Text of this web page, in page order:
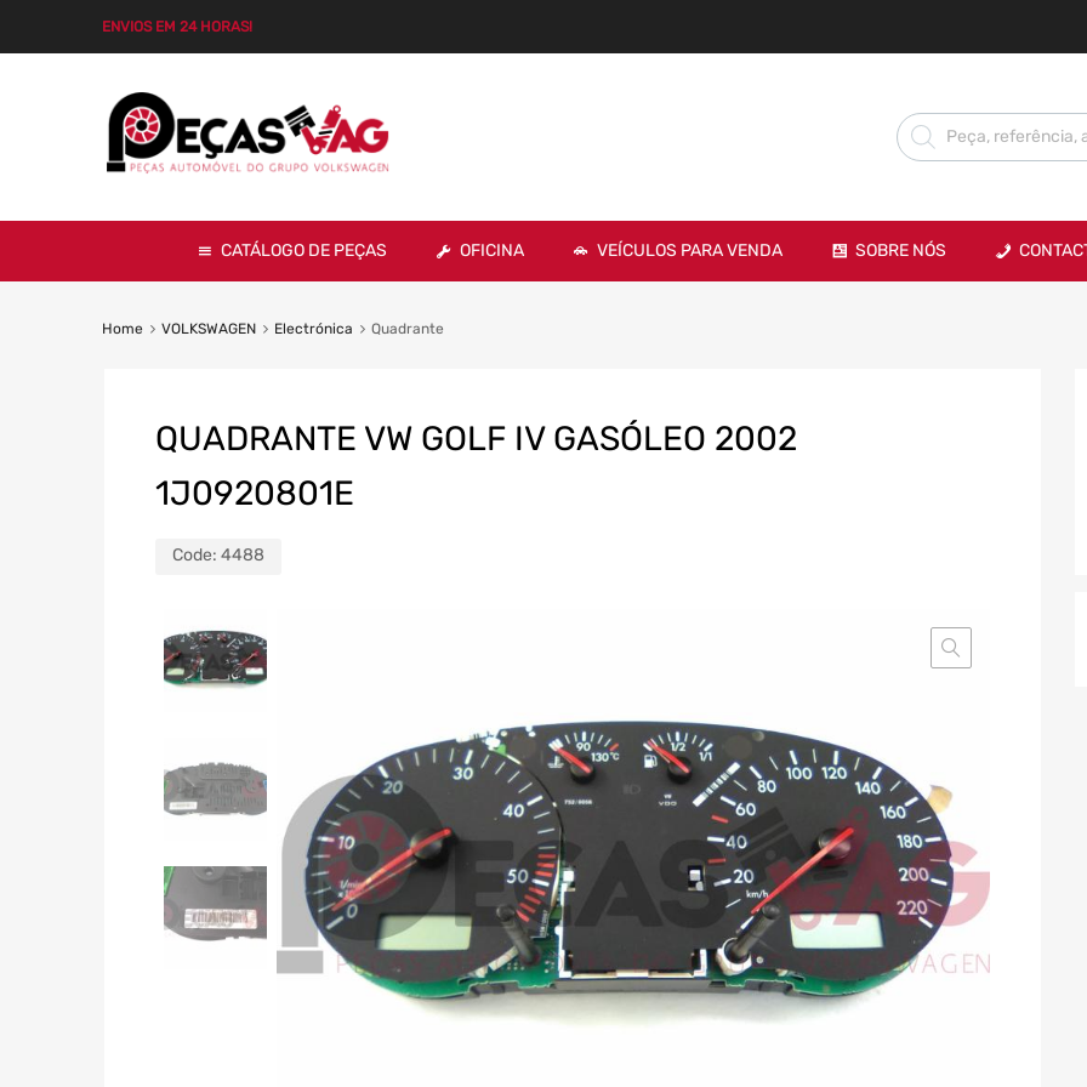
ENVIOS EM 24 HORAS!
CATÁLOGO DE PEÇAS OFICINA VEÍCULOS PARA VENDA SOBRE NÓS
Home VOLKSWAGEN Electrónica Quadrante
QUADRANTE VW GOLF IV GASÓLEO 2002
1J0920801E
Code: 4488